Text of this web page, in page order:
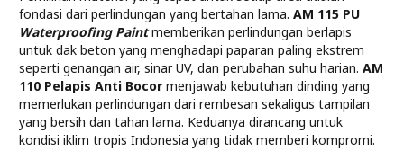
fondasi dari perlindungan yang bertahan lama. AM 115 PU
Waterproofing Paintmemberikan perlindungan berlapis
untuk dak beton yang menghadapi paparan paling ekstrem
seperti genangan air, sinar UV, dan perubahan suhu harian. AM
110 Pelapis Anti Bocor menjawab kebutuhan dinding yang
memerlukan perlindungan dari rembesan sekaligus tampilan
yang bersih dan tahan lama. Keduanya dirancang untuk
kondisi iklim tropis Indonesia yang tidak memberi kompromi.